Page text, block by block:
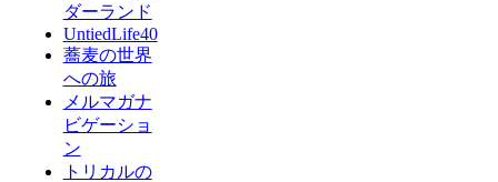
ダーランド
UntiedLife40
蕎麦の世界
への旅
メルマガナ
ビゲーショ
ン
トリカルの